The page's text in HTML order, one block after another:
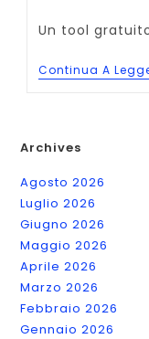
Un tool
Continua A
Archives
Agosto 2026
Luglio 2026
Giugno 2026
Maggio 2026
Aprile 2026
Marzo 2026
Febbraio 2026
Gennaio 2026